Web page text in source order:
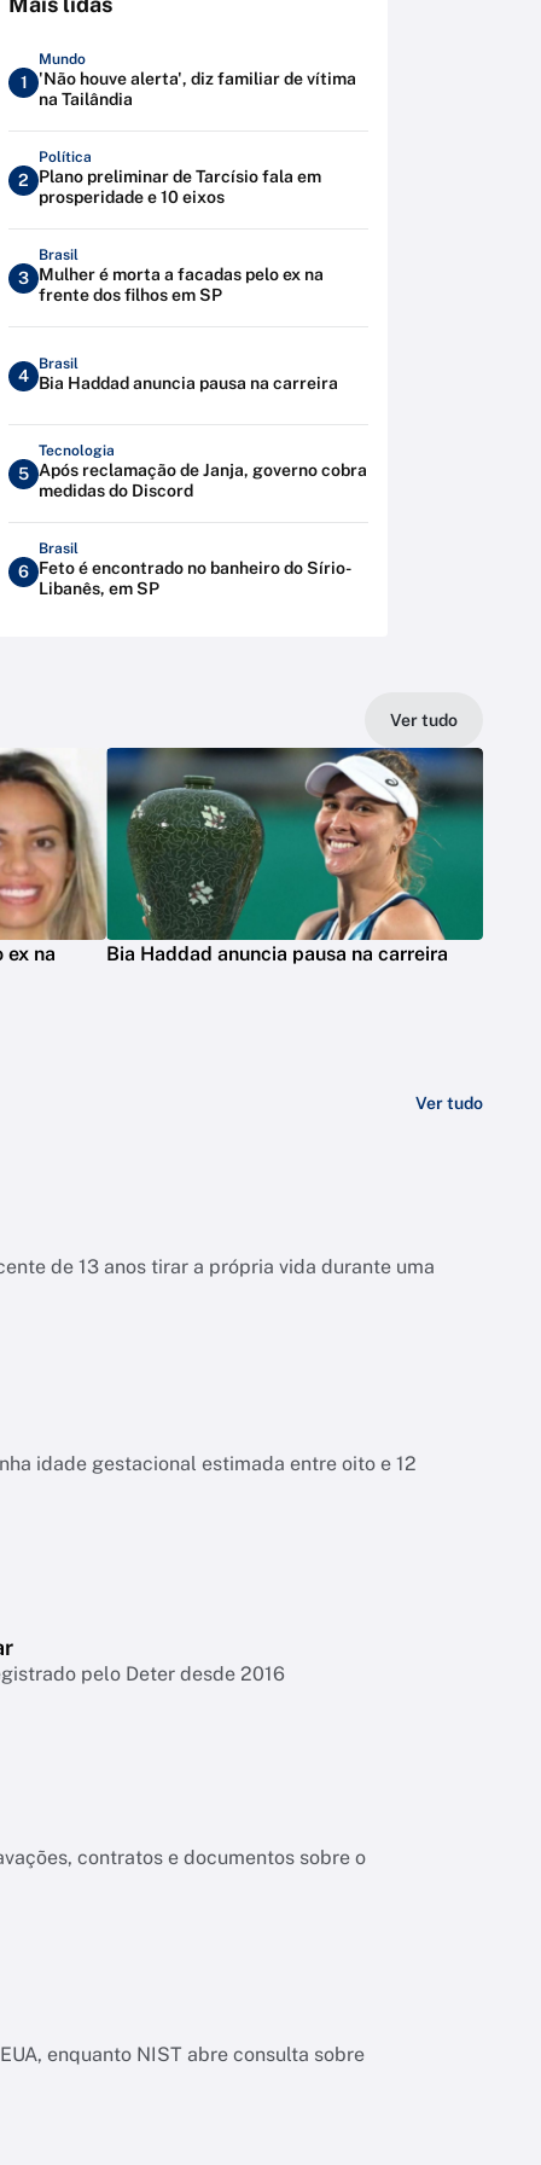
1
Mundo
'Não houve alerta', diz familiar de vítima
na Tailândia
2
Política
Plano preliminar de Tarcísio fala em
prosperidade e 10 eixos
3
Brasil
Mulher é morta a facadas pelo ex na
frente dos filhos em SP
4
Brasil
Bia Haddad anuncia pausa na carreira
5
Tecnologia
Após reclamação de Janja, governo cobra
medidas do Discord
6
Brasil
Feto é encontrado no banheiro do Sírio-
Libanês, em SP
Ver tudo
ex na
Bia Haddad anuncia pausa na carreira
Ver tudo
de 13 anos tirar a própria vida durante uma
idade gestacional estimada entre oito e 12
pelo Deter desde 2016
contratos e documentos sobre o
enquanto NIST abre consulta sobre